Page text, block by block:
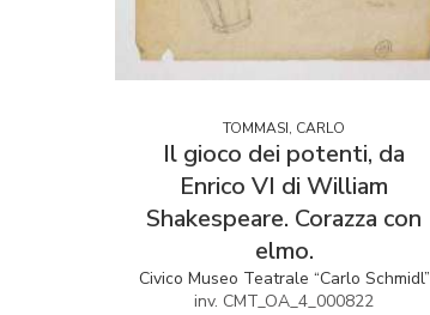
TOMMASI, CARLO
Il gioco dei potenti, da
Enrico VI di William
Shakespeare. Corazza con
elmo.
Civico Museo Teatrale “Carlo Schmidl”
inv. CMT_OA_4_000822